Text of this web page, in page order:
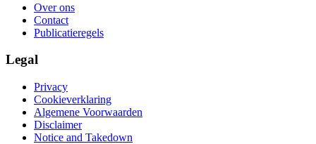
Over ons
Contact
Publicatieregels
Legal
Privacy
Cookieverklaring
Algemene Voorwaarden
Disclaimer
Notice and Takedown